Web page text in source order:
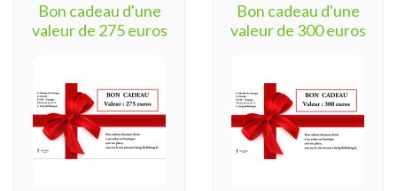
Bon cadeau d'une
valeur de 275 euros
Bon cadeau d'une
valeur de 300 euros